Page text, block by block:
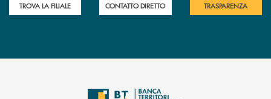
TROVA LA FILIALE CONTATTO DIRETTO TRASPARENZA